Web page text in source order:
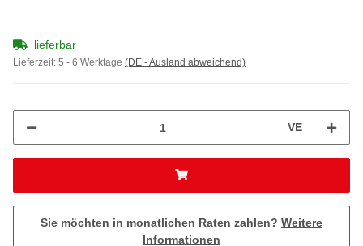
lieferbar
Lieferzeit: 5 - 6 Werktage (DE - Ausland abweichend)
VE
Sie möchten in monatlichen Raten zahlen? Weitere
Informationen